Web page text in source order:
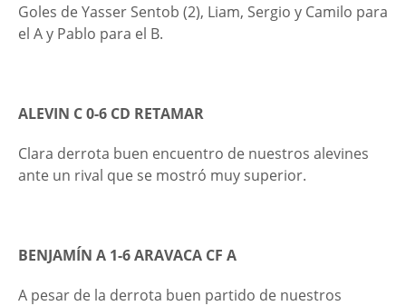
Goles de Yasser Sentob (2), Liam, Sergio y Camilo para
el A y Pablo para el B.
ALEVIN C 0-6 CD RETAMAR
Clara derrota buen encuentro de nuestros alevines
ante un rival que se mostró muy superior.
BENJAMÍN A 1-6 ARAVACA CF A
A pesar de la derrota buen partido de nuestros